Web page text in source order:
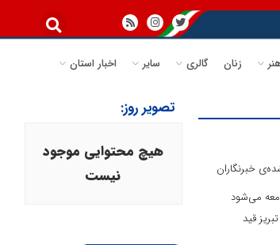
زنان گالری سایر اخبار استان
خبرنگاران
می‌شود
قید
تصویر روز:
هیچ محتوایی موجود
نیست